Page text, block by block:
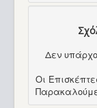
Δεν
Οι